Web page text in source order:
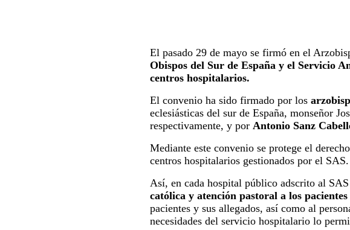
El pasado 29 de mayo se firmó en el
Obispos del Sur de España y el Servicio
centros hospitalarios.
El convenio ha sido firmado por los
eclesiásticas del sur de España, monseñor
respectivamente, y por Antonio Sanz
Mediante este convenio se protege el
centros hospitalarios gestionados por el SAS.
Así, en cada hospital público adscrito al
católica y atención pastoral a los
pacientes y sus allegados, así como al
necesidades del servicio hospitalario lo